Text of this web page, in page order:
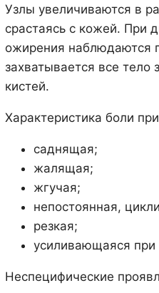
Узлы увеличиваются в
срастаясь с кожей. При
ожирения наблюдаются
захватывается все тело
кистей.
Характеристика боли
саднящая;
жалящая;
жгучая;
непостоянная,
резкая;
усиливающаяся при
Неспецифические